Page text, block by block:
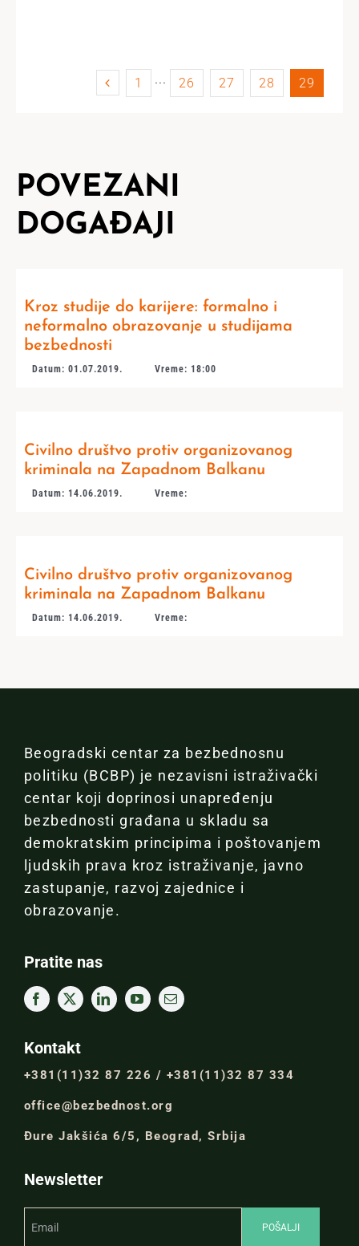
1 ··· 26 27 28 29
POVEZANI
DOGAĐAJI
Kroz studije do karijere: formalno i
neformalno obrazovanje u studijama
bezbednosti
Datum: 01.07.2019. Vreme: 18:00
Civilno društvo protiv organizovanog
kriminala na Zapadnom Balkanu
Datum: 14.06.2019. Vreme:
Civilno društvo protiv organizovanog
kriminala na Zapadnom Balkanu
Datum: 14.06.2019. Vreme:
Beogradski centar za bezbednosnu
politiku (BCBP) je nezavisni istraživački
centar koji doprinosi unapređenju
bezbednosti građana u skladu sa
demokratskim principima i poštovanjem
ljudskih prava kroz istraživanje, javno
zastupanje, razvoj zajednice i
obrazovanje.
Pratite nas
Kontakt
+381(11)32 87 226 / +381(11)32 87 334
office@bezbednost.org
Đure Jakšića 6/5, Beograd, Srbija
Newsletter